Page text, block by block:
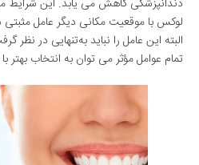
لوکس با موقعیت مکانی دیگر عامل
البته این عامل را نباید به‌تنهایی در نظر
تمام عوامل مؤثر می­ توان به انتخاب بهتر